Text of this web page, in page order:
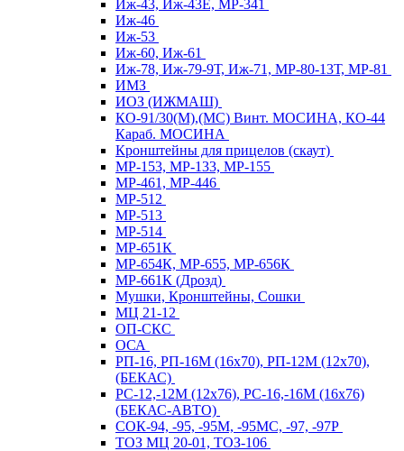
Иж-43, Иж-43Е, МР-341
Иж-46
Иж-53
Иж-60, Иж-61
Иж-78, Иж-79-9Т, Иж-71, МР-80-13Т, МР-81
ИМЗ
ИОЗ (ИЖМАШ)
КО-91/30(М),(МС) Винт. МОСИНА, КО-44
Караб. МОСИНА
Кронштейны для прицелов (скаут)
МР-153, МР-133, МР-155
МР-461, МР-446
МР-512
МР-513
МР-514
МР-651К
МР-654К, МР-655, МР-656К
МР-661К (Дрозд)
Мушки, Кронштейны, Сошки
МЦ 21-12
ОП-СКС
ОСА
РП-16, РП-16М (16х70), РП-12М (12х70),
(БЕКАС)
РС-12,-12М (12х76), РС-16,-16М (16х76)
(БЕКАС-АВТО)
СОК-94, -95, -95М, -95МС, -97, -97Р
ТОЗ МЦ 20-01, ТОЗ-106